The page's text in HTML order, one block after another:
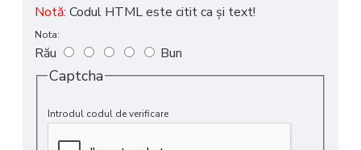
Notă: Codul HTML este citit ca şi text!
Nota:
Rău Bun
Captcha
Introdul codul de verificare